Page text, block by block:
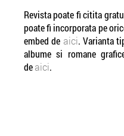
the Grolsch
Revista poate fi citita
poate fi incorporata pe
embed deaici. Varianta
albume si romane
deaici.